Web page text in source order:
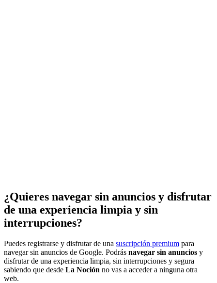
¿Quieres navegar sin anuncios y disfrutar
de una experiencia limpia y sin
interrupciones?
Puedes registrarse y disfrutar de una suscripción premium para
navegar sin anuncios de Google. Podrás navegar sin anuncios y
disfrutar de una experiencia limpia, sin interrupciones y segura
sabiendo que desde La Noción no vas a acceder a ninguna otra
web.